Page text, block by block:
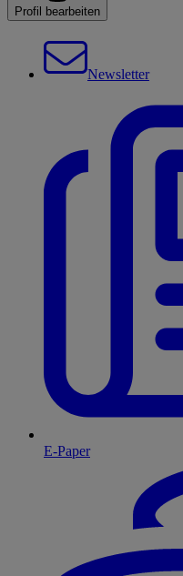
Profil bearbeiten
Newsletter
E-Paper